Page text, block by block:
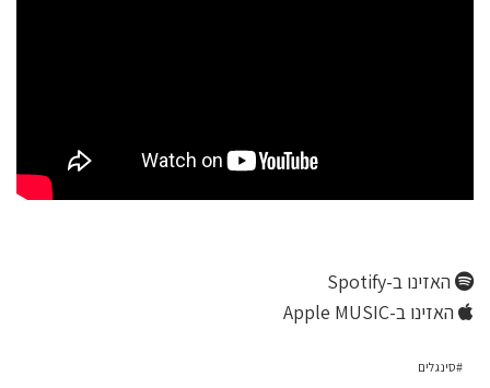
האזינו ב-Spotify
האזינו ב-Apple MUSIC
סינגלים